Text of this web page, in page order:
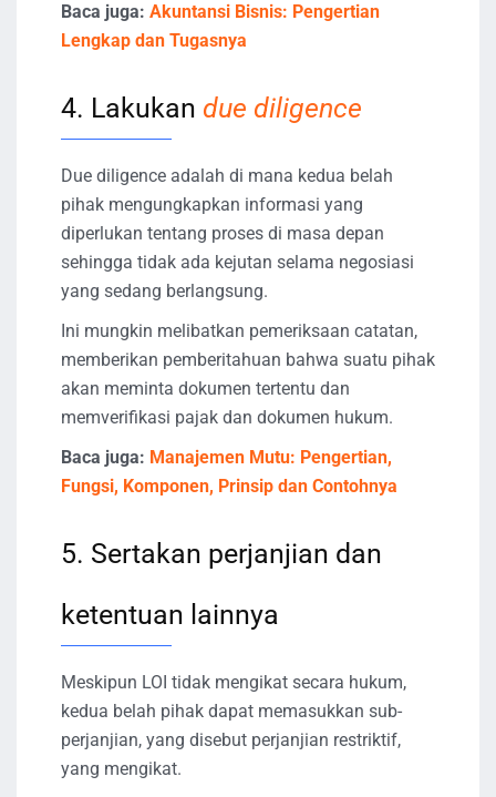
Baca juga: Akuntansi Bisnis: Pengertian
Lengkap dan Tugasnya
4. Lakukan due diligence
Due diligence adalah di mana kedua belah
pihak mengungkapkan informasi yang
diperlukan tentang proses di masa depan
sehingga tidak ada kejutan selama negosiasi
yang sedang berlangsung.
Ini mungkin melibatkan pemeriksaan catatan,
memberikan pemberitahuan bahwa suatu pihak
akan meminta dokumen tertentu dan
memverifikasi pajak dan dokumen hukum.
Baca juga: Manajemen Mutu: Pengertian,
Fungsi, Komponen, Prinsip dan Contohnya
5. Sertakan perjanjian dan
ketentuan lainnya
Meskipun LOI tidak mengikat secara hukum,
kedua belah pihak dapat memasukkan sub-
perjanjian, yang disebut perjanjian restriktif,
yang mengikat.